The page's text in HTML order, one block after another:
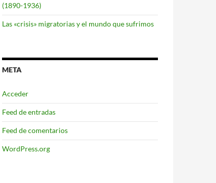
(1890-1936)
Las «crisis» migratorias y el mundo que sufrimos
META
Acceder
Feed de entradas
Feed de comentarios
WordPress.org